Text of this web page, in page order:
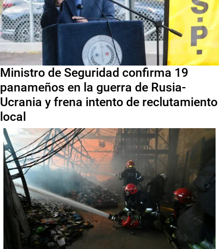
Ministro de Seguridad confirma 19
panameños en la guerra de Rusia-
Ucrania y frena intento de reclutamiento
local